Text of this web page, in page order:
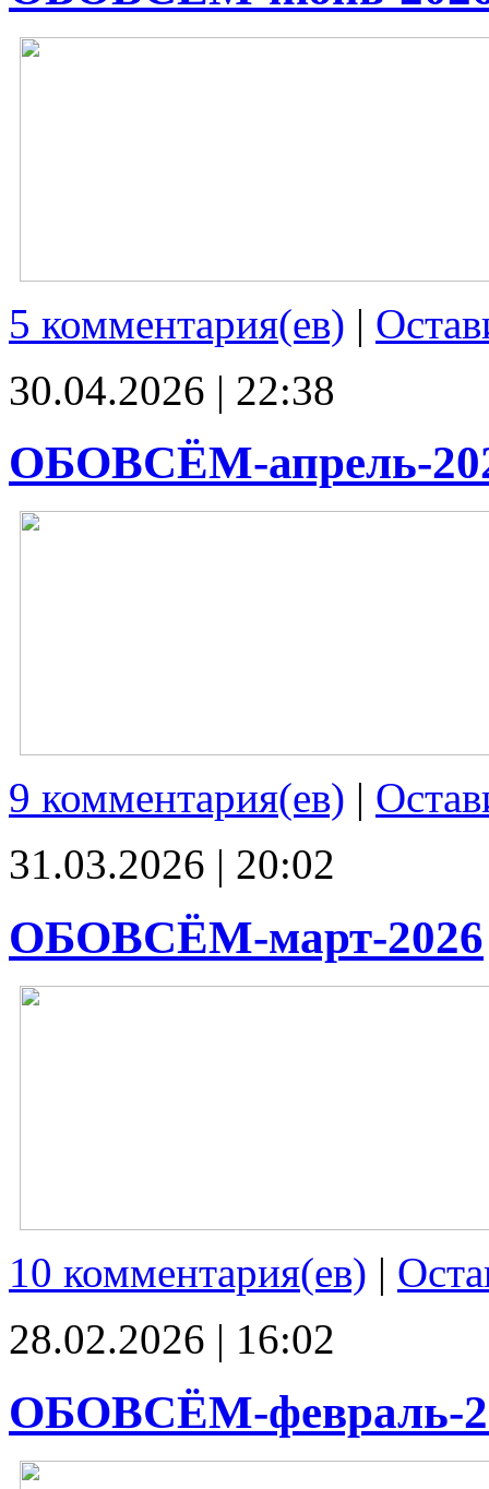
5 комментария(ев) |
30.04.2026 | 22:38
ОБОВСЁМ-апрель-
9 комментария(ев) |
31.03.2026 | 20:02
ОБОВСЁМ-март-2026
10 комментария(ев) |
28.02.2026 | 16:02
ОБОВСЁМ-февраль-